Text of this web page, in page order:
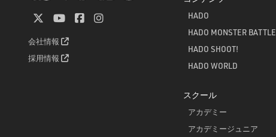
会社情報
採用情報
HADO
HADO MONSTER BATTLE
HADO SHOOT!
HADO WORLD
スクール
アカデミー
アカデミージュニア